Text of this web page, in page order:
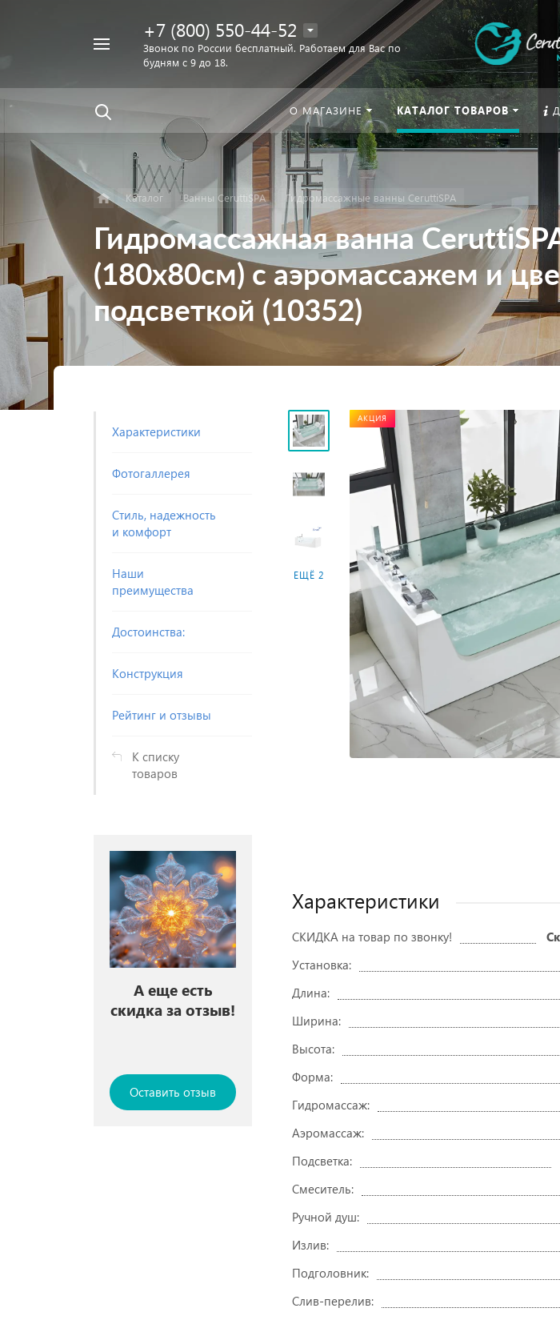
+7 (800) 550-44-52
Звонок по России бесплатный. Работаем для Вас по
будням с 9 до 18.
О МАГАЗИНЕ КАТАЛОГ ТОВАРОВ
Каталог Ванны CeruttiSPA Гидромассажные ванны CeruttiSPA
Гидромассажная ванна
(180х80см) с аэромассажем и
подсветкой (10352)
Характеристики
Фотогаллерея
Стиль, надежность
и комфорт
Наши
преимущества
Достоинства:
Конструкция
Рейтинг и отзывы
К списку
товаров
А еще есть
скидка за отзыв!
Оставить отзыв
ЕЩЁ 2
АКЦИЯ
Характеристики
СКИДКА на товар по звонку!
Установка:
Длина:
Ширина:
Высота:
Форма:
Гидромассаж:
Аэромассаж:
Подсветка:
Смеситель:
Ручной душ:
Излив:
Подголовник:
Слив-перелив: